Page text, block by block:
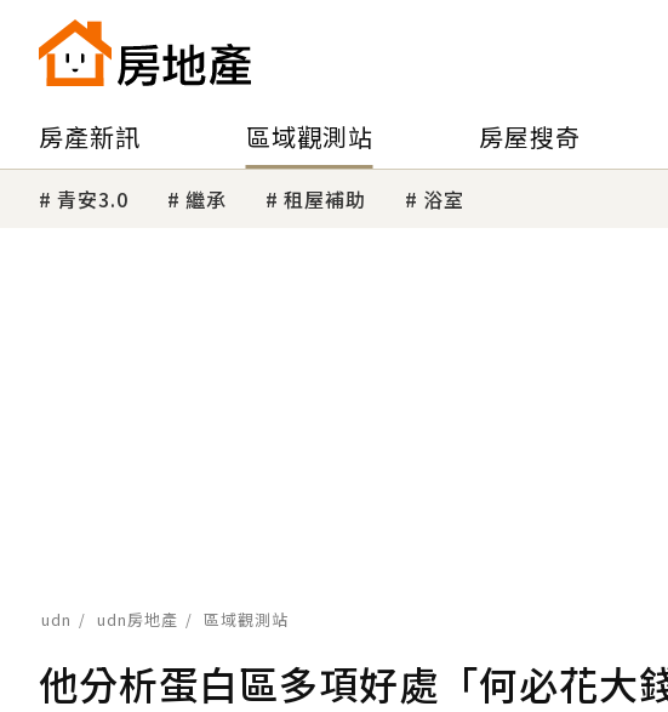
房產新訊 區域觀測站 房屋搜奇
青安3.0 繼承 租屋補助 浴室
udn udn房地產 區域觀測站
他分析蛋白區多項好處「何必花大